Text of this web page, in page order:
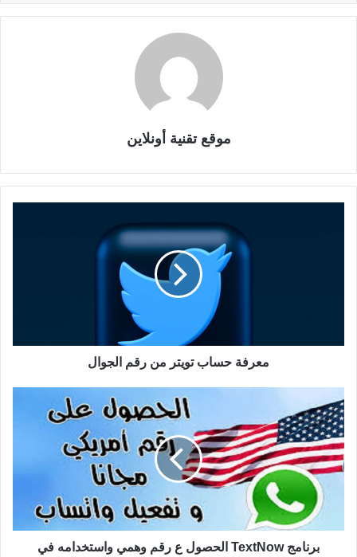
موقع تقنية أونلاين
معرفة حساب تويتر من رقم الجوال
برنامج TextNow الحصول ع رقم وهمي واستخدامه في